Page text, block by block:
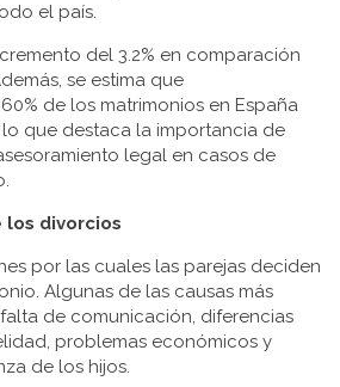
el país.
del 3.2% en comparación
se estima que
de los matrimonios en España
que destaca la importancia de
legal en casos de
los divorcios
por las cuales las parejas deciden
Algunas de las causas más
de comunicación, diferencias
problemas económicos y
de los hijos.